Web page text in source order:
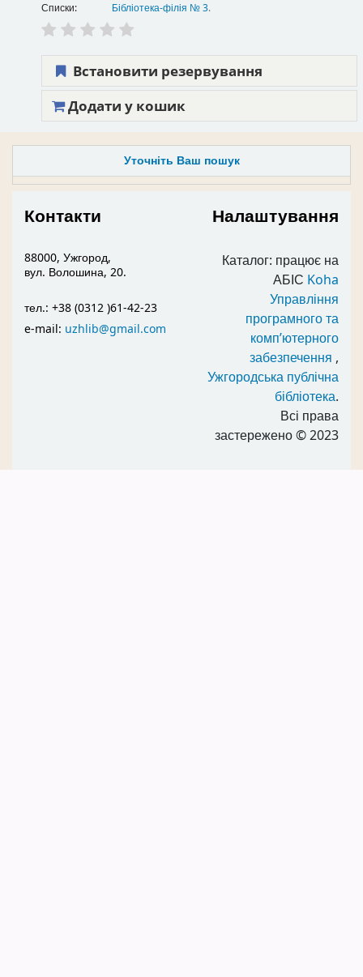
Уточніть Ваш пошук
Списки:
Бібліотека-філія № 3.
Встановити резервування
Додати у кошик
Контакти
88000, Ужгород,
вул. Волошина, 20.
тел.: +38 (0312 )61-42-23
e-mail: uzhlib@gmail.com
Налаштування
Каталог: працює на
АБІС Koha
Управління
програмного та
комп’ютерного
забезпечення ,
Ужгородська публічна
бібліотека.
Всі права
застережено© 2023